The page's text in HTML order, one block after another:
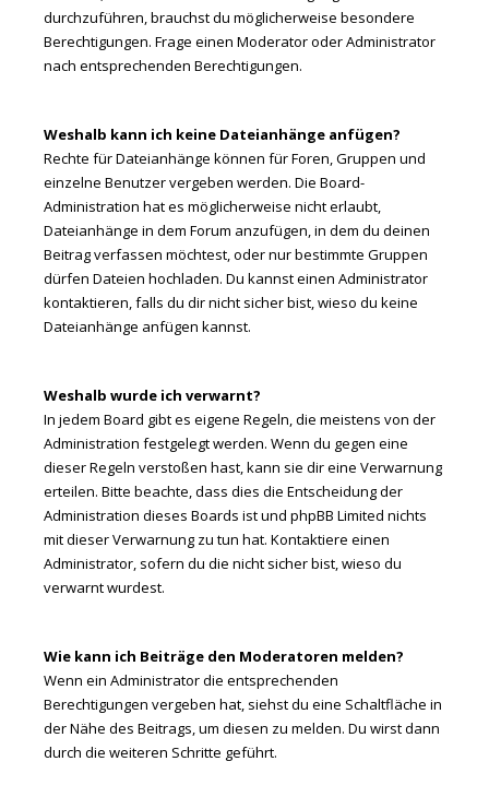
durchzuführen, brauchst du möglicherweise besondere
Berechtigungen. Frage einen Moderator oder Administrator
nach entsprechenden Berechtigungen.
Weshalb kann ich keine Dateianhänge anfügen?
Rechte für Dateianhänge können für Foren, Gruppen und
einzelne Benutzer vergeben werden. Die Board-
Administration hat es möglicherweise nicht erlaubt,
Dateianhänge in dem Forum anzufügen, in dem du deinen
Beitrag verfassen möchtest, oder nur bestimmte Gruppen
dürfen Dateien hochladen. Du kannst einen Administrator
kontaktieren, falls du dir nicht sicher bist, wieso du keine
Dateianhänge anfügen kannst.
Weshalb wurde ich verwarnt?
In jedem Board gibt es eigene Regeln, die meistens von der
Administration festgelegt werden. Wenn du gegen eine
dieser Regeln verstoßen hast, kann sie dir eine Verwarnung
erteilen. Bitte beachte, dass dies die Entscheidung der
Administration dieses Boards ist und phpBB Limited nichts
mit dieser Verwarnung zu tun hat. Kontaktiere einen
Administrator, sofern du die nicht sicher bist, wieso du
verwarnt wurdest.
Wie kann ich Beiträge den Moderatoren melden?
Wenn ein Administrator die entsprechenden
Berechtigungen vergeben hat, siehst du eine Schaltfläche in
der Nähe des Beitrags, um diesen zu melden. Du wirst dann
durch die weiteren Schritte geführt.